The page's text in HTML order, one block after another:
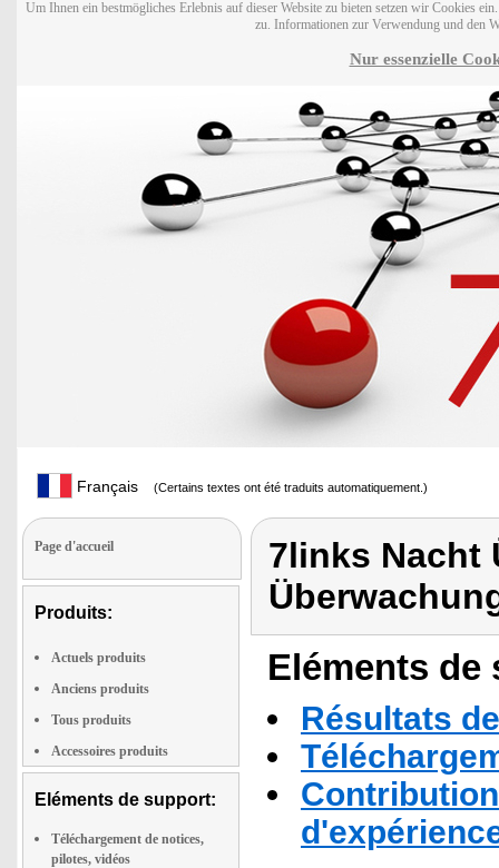
Um Ihnen ein bestmögliches Erlebnis auf dieser Website zu bieten setzen wir Cookies
zu. Informationen zur Verwendung und den
Nur essenzielle
Français (Certains textes ont été traduits automatiquement.)
Page d'accueil
Produits:
Actuels produits
Anciens produits
Tous produits
Accessoires produits
Eléments de support:
Téléchargement de notices,
pilotes, vidéos
7links Nacht
Eléments
Résultats